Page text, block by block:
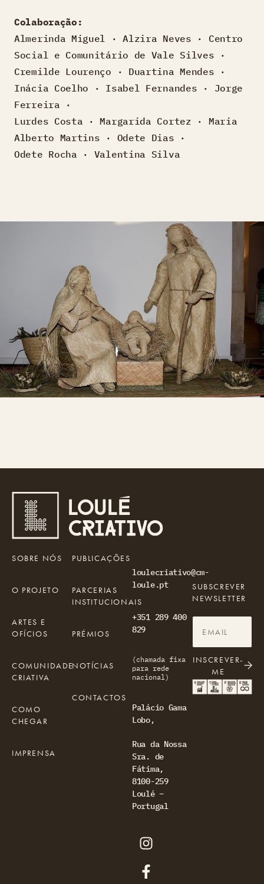
Colaboração:
Almerinda Miguel · Alzira Neves · Centro
Social e Comunitário de Vale Silves ·
Cremilde Lourenço · Duartina Mendes ·
Inácia Coelho · Isabel Fernandes · Jorge
Ferreira ·
Lurdes Costa · Margarida Cortez · Maria
Alberto Martins · Odete Dias ·
Odete Rocha · Valentina Silva
loulecriativo@cm-
loule.pt
+351 289 400
829
(chamada fixa
para rede
nacional)
Palácio Gama
Lobo,
Rua da Nossa
Sra. de
Fátima,
8100-259
Loulé –
Portugal
SOBRE NÓS
O PROJETO
ARTES E
OFÍCIOS
COMUNIDADE
CRIATIVA
COMO
CHEGAR
IMPRENSA
PUBLICAÇÕES
PARCERIAS
INSTITUCIONAIS
PRÉMIOS
NOTÍCIAS
CONTACTOS
SUBSCREVER
NEWSLETTER
INSCREVER-
ME